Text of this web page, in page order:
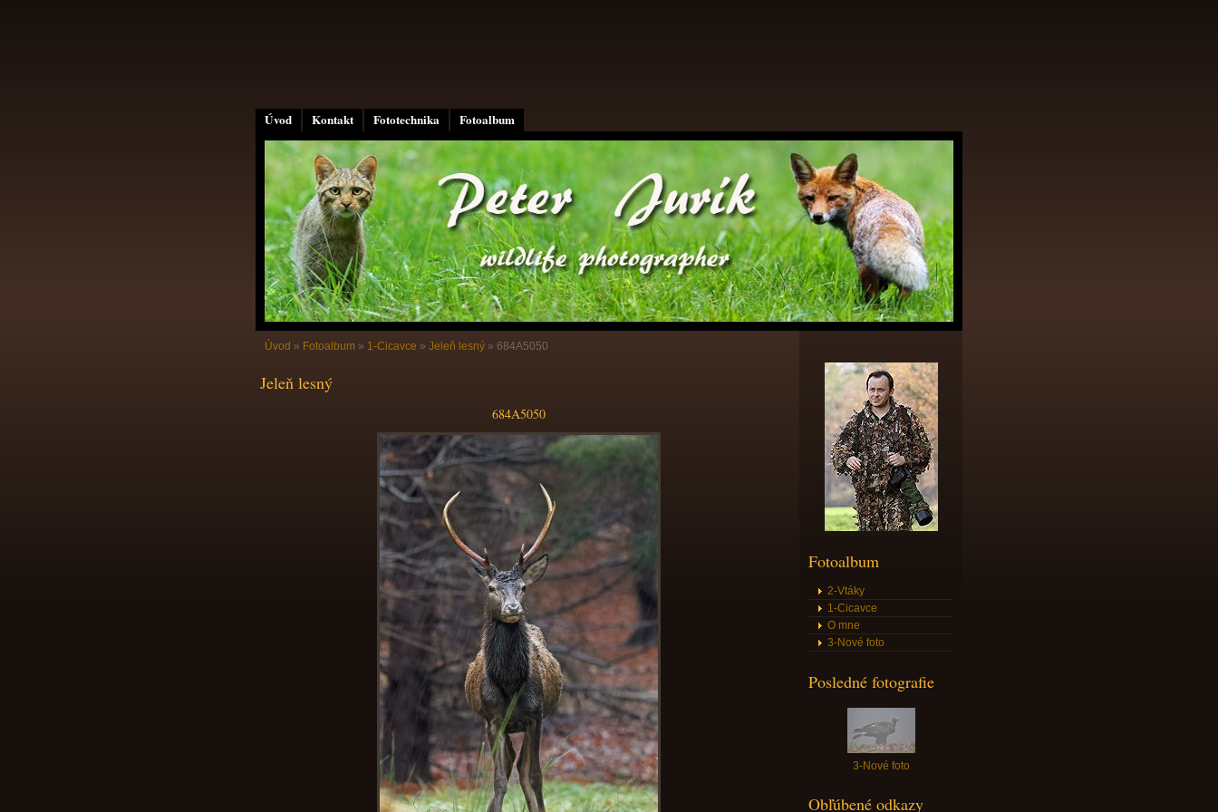
Úvod Kontakt Fototechnika Fotoalbum
Úvod » Fotoalbum » 1-Cicavce » Jeleň lesný » 684A5050
Jeleň lesný
684A5050
Fotoalbum
2-Vtáky
1-Cicavce
O mne
3-Nové foto
Posledné fotografie
3-Nové foto
Obľúbené odkazy